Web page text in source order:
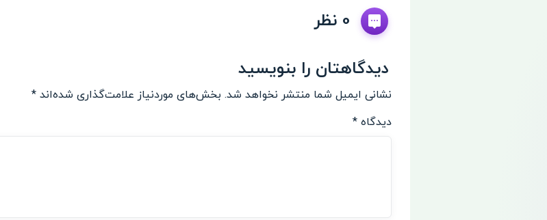
0 نظر
دیدگاهتان را بنویسید
نشانی ایمیل شما منتشر نخواهد شد. بخش‌های موردنیاز علامت‌گذاری شده‌اند *
دیدگاه *